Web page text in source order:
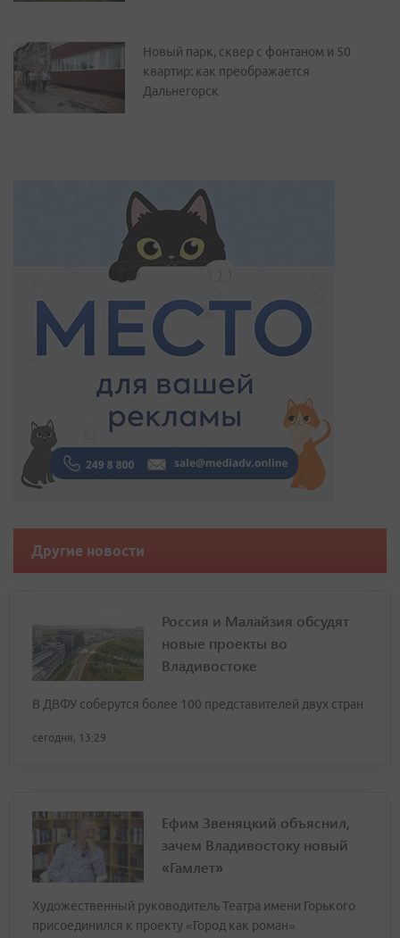
Новый парк, сквер с фонтаном и 50
квартир: как преображается
Дальнегорск
Другие новости
Россия и Малайзия обсудят
новые проекты во
Владивостоке
В ДВФУ соберутся более 100 представителей двух стран
сегодня, 13:29
Ефим Звеняцкий объяснил,
зачем Владивостоку новый
«Гамлет»
Художественный руководитель Театра имени Горького
присоединился к проекту «Город как роман»